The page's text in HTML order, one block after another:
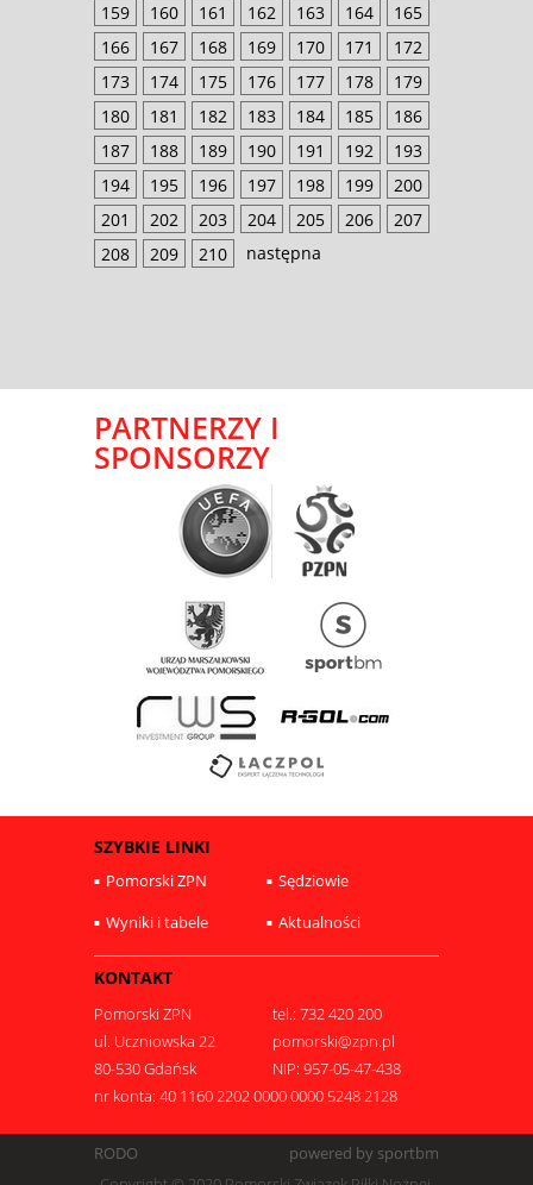
159
160 161 162 163 164
165
166
167 168 169 170 171
172
173
174 175 176 177 178
179
180
181 182 183 184 185
186
187
188 189 190 191 192
193
194
195 196 197 198 199
200
201
202 203 204 205 206
207
208
209 210 następna
PARTNERZY I
SPONSORZY
SZYBKIE LINKI
Pomorski ZPN
Sędziowie
Wyniki i tabele
Aktualności
KONTAKT
Pomorski ZPN
tel.: 732 420 200
ul. Uczniowska 22
pomorski@zpn.pl
80-530 Gdańsk
NIP: 957-05-47-438
nr konta: 40 1160 2202 0000 0000 5248 2128
RODO
powered by sportbm